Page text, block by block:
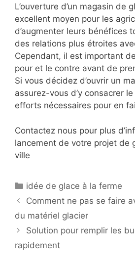
L’ouverture d’un magasin de
excellent moyen pour les
d’augmenter leurs bénéfices
des relations plus étroites
Cependant, il est important
pour et le contre avant de
Si vous décidez d’ouvrir un
assurez-vous d’y consacrer
efforts nécessaires pour en
Contactez nous pour plus
lancement de votre projet de
ville
Catégories
idée de glace à la ferme
Comment ne pas se faire
du matériel glacier
Solution pour remplir les
rapidement